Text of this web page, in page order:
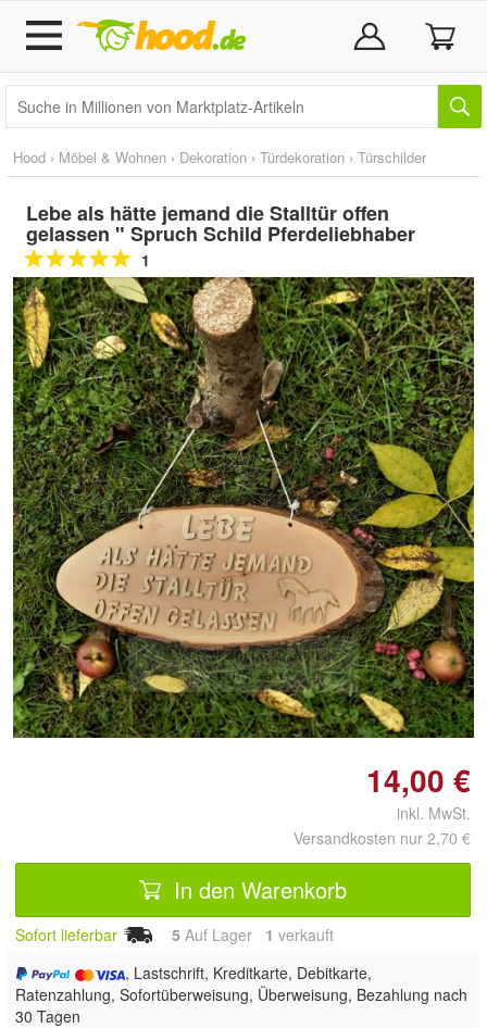
Hood › Möbel & Wohnen › Dekoration › Türdekoration › Türschilder
Lebe als hätte jemand die Stalltür offen
gelassen " Spruch Schild Pferdeliebhaber
1
Doppelt antippen zum
vergrößern
14,00 €
inkl. MwSt.
Versandkosten nur 2,70 €
In den Warenkorb
Sofort lieferbar 5 Auf Lager 1 verkauft
, Lastschrift, Kreditkarte, Debitkarte,
Ratenzahlung, Sofortüberweisung, Überweisung, Bezahlung nach
30 Tagen